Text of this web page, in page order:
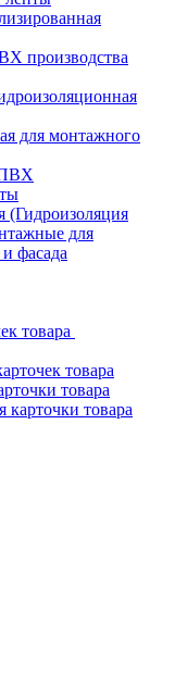
производства
для монтажного
(Гидроизоляция
для
фасада
товара
товара
товара
карточки товара